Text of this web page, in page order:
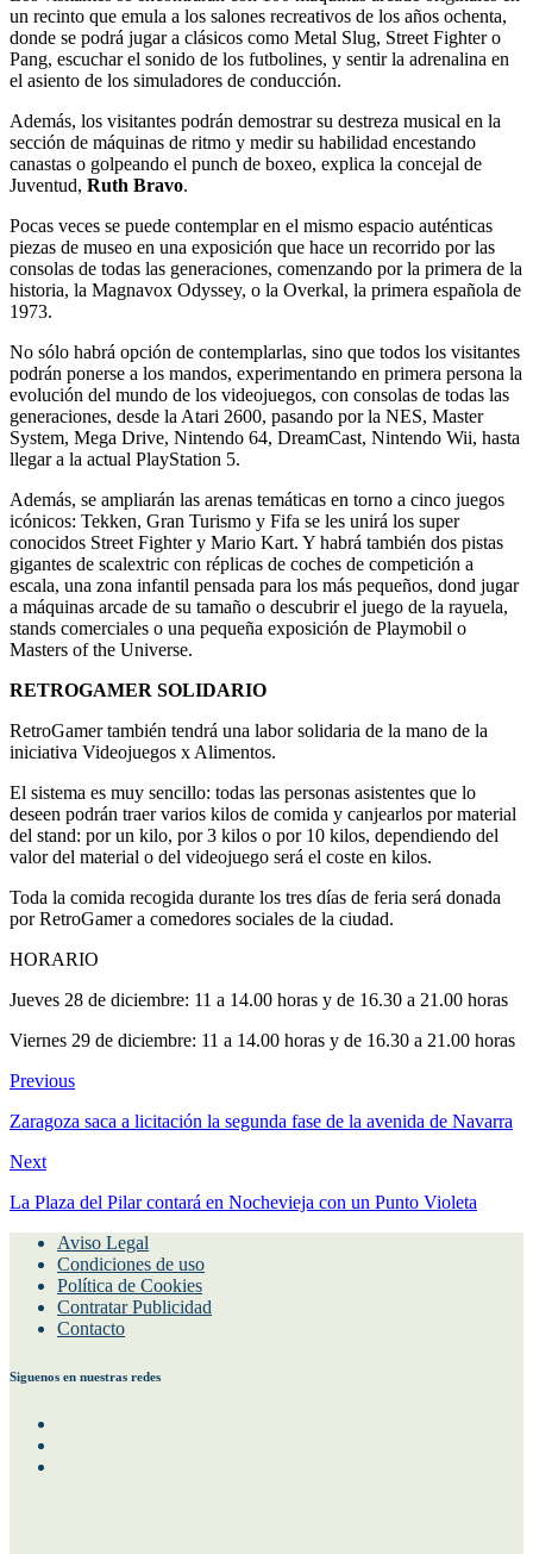
un recinto que emula a los salones recreativos de los años ochenta,
donde se podrá jugar a clásicos como Metal Slug, Street Fighter o
Pang, escuchar el sonido de los futbolines, y sentir la adrenalina en
el asiento de los simuladores de conducción.
Además, los visitantes podrán demostrar su destreza musical en la
sección de máquinas de ritmo y medir su habilidad encestando
canastas o golpeando el punch de boxeo, explica la concejal de
Juventud, Ruth Bravo.
Pocas veces se puede contemplar en el mismo espacio auténticas
piezas de museo en una exposición que hace un recorrido por las
consolas de todas las generaciones, comenzando por la primera de la
historia, la Magnavox Odyssey, o la Overkal, la primera española de
1973.
No sólo habrá opción de contemplarlas, sino que todos los visitantes
podrán ponerse a los mandos, experimentando en primera persona la
evolución del mundo de los videojuegos, con consolas de todas las
generaciones, desde la Atari 2600, pasando por la NES, Master
System, Mega Drive, Nintendo 64, DreamCast, Nintendo Wii, hasta
llegar a la actual PlayStation 5.
Además, se ampliarán las arenas temáticas en torno a cinco juegos
icónicos: Tekken, Gran Turismo y Fifa se les unirá los super
conocidos Street Fighter y Mario Kart. Y habrá también dos pistas
gigantes de scalextric con réplicas de coches de competición a
escala, una zona infantil pensada para los más pequeños, dond jugar
a máquinas arcade de su tamaño o descubrir el juego de la rayuela,
stands comerciales o una pequeña exposición de Playmobil o
Masters of the Universe.
RETROGAMER SOLIDARIO
RetroGamer también tendrá una labor solidaria de la mano de la
iniciativa Videojuegos x Alimentos.
El sistema es muy sencillo: todas las personas asistentes que lo
deseen podrán traer varios kilos de comida y canjearlos por material
del stand: por un kilo, por 3 kilos o por 10 kilos, dependiendo del
valor del material o del videojuego será el coste en kilos.
Toda la comida recogida durante los tres días de feria será donada
por RetroGamer a comedores sociales de la ciudad.
HORARIO
Jueves 28 de diciembre: 11 a 14.00 horas y de 16.30 a 21.00 horas
Viernes 29 de diciembre: 11 a 14.00 horas y de 16.30 a 21.00 horas
Previous
Zaragoza saca a licitación la segunda fase de la avenida de Navarra
Next
La Plaza del Pilar contará en Nochevieja con un Punto Violeta
Aviso Legal
Condiciones de uso
Política de Cookies
Contratar Publicidad
Contacto
Siguenos en nuestras redes